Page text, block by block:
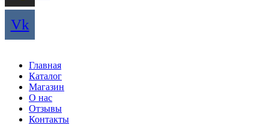
Vk
Главная
Каталог
Магазин
О нас
Отзывы
Контакты